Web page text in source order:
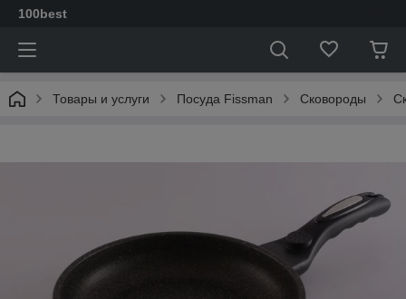
100best
Товары и услуги Посуда Fissman Сковороды